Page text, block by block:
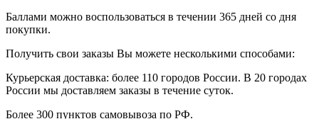
Баллами можно воспользоваться в течении 365 дней со дня
покупки.
Получить свои заказы Вы можете несколькими способами:
Курьерская доставка: более 110 городов России. В 20 городах
России мы доставляем заказы в течение суток.
Более 300 пунктов самовывоза по РФ.